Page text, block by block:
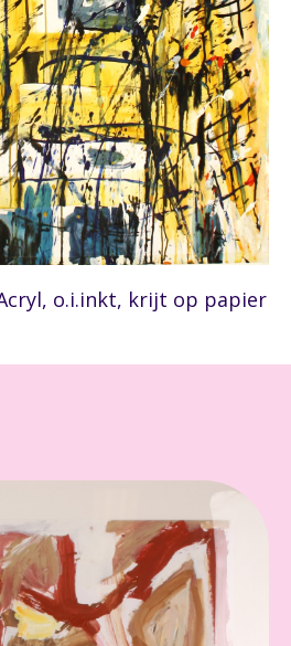
o.i.inkt, krijt op papier